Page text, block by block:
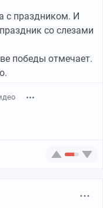
с праздником. И
со слезами
победы отмечает.